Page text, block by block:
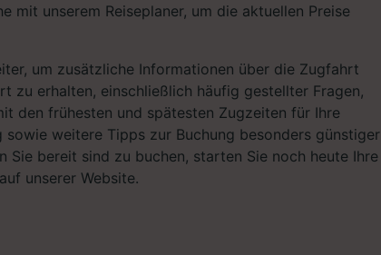
mit unserem Reiseplaner, um die aktuellen Preise
um zusätzliche Informationen über die Zugfahrt
zu erhalten, einschließlich häufig gestellter Fragen,
den frühesten und spätesten Zugzeiten für Ihre
sowie weitere Tipps zur Buchung besonders günstiger
Sie bereit sind zu buchen, starten Sie noch heute Ihre
unserer Website.